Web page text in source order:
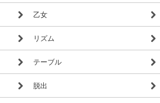
乙女
リズム
テーブル
脱出